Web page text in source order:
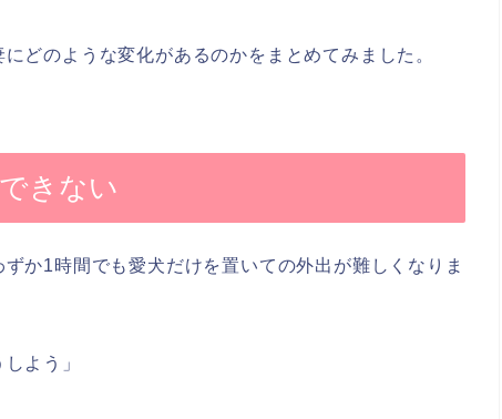
どのような変化があるのかをまとめてみました。
きない
か1時間でも愛犬だけを置いての外出が難しくなりま
よう」